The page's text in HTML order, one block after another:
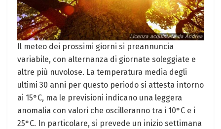
Il meteo dei prossimi giorni si preannuncia
variabile, con alternanza di giornate soleggiate e
altre più nuvolose. La temperatura media degli
ultimi 30 anni per questo periodo si attesta intorno
ai 15°C, ma le previsioni indicano una leggera
anomalia con valori che oscilleranno tra i 10°C e i
25°C. In particolare, si prevede un inizio settimana